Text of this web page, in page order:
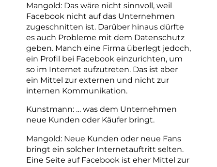
Mangold: Das wäre nicht sinnvoll, weil
Facebook nicht auf das Unternehmen
zugeschnitten ist. Darüber hinaus dürfte
es auch Probleme mit dem Datenschutz
geben. Manch eine Firma überlegt jedoch,
ein Profil bei Facebook einzurichten, um
so im Internet aufzutreten. Das ist aber
ein Mittel zur externen und nicht zur
internen Kommunikation.
Kunstmann: … was dem Unternehmen
neue Kunden oder Käufer bringt.
Mangold: Neue Kunden oder neue Fans
bringt ein solcher Internetauftritt selten.
Eine Seite auf Facebook ist eher Mittel zur